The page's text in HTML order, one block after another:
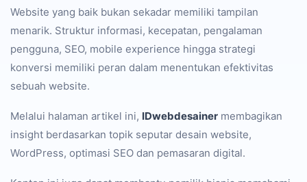
Website yang baik bukan sekadar memiliki tampilan
menarik. Struktur informasi, kecepatan, pengalaman
pengguna, SEO, mobile experience hingga strategi
konversi memiliki peran dalam menentukan efektivitas
sebuah website.
Melalui halaman artikel ini, IDwebdesainer membagikan
insight berdasarkan topik seputar desain website,
WordPress, optimasi SEO dan pemasaran digital.